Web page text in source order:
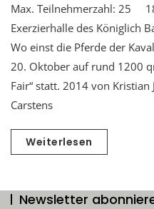
Max. Teilnehmerzahl: 25
Exerzierhalle des Königlich
Wo einst die Pferde der
20. Oktober auf rund 1200
Fair“ statt. 2014 von
Carstens
Weiterlesen
Newsletter